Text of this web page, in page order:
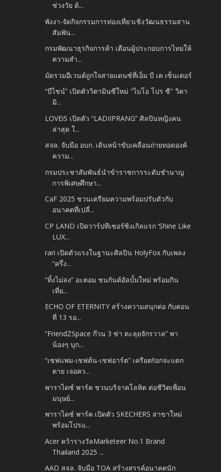
ช่วงวัย ด้...
พังงา-จัดกิจกรรมการท่องเที่ยวเชิงวัฒนธรรมสาน
สัมพัน...
กรมพัฒนาธุรกิจการค้า เตือนผู้ประกอบการไทยให้
ความสำ...
มัดรวมอีเวนต์ถูกใจสายแดนซ์ที่เอ็ม บี เค เซ็นเตอร์
“บีไชน์” เปิดตัววิตามินซีใหม่ "ไบโอ โปร ซี" วิตา
มิ...
LOVEiS เปิดตัว “LADIIPRANG” ศิลปินหญิงคน
ล่าสุด ใ...
สจล. จับมือ อบก. เดินหน้าขับเคลื่อนถ่ายทอดองค์
ความ...
กรมประชาสัมพันธ์นำข้าราชการระดับชำนาญ
การพิเศษศึกษา...
CaF 2025 ชวนเตรียมความพร้อมปรับตัวกับ
อนาคตที่เปลี่...
CP LAND เปิดวาร์ปทีเซอร์ซิงเกิลแรก ‘Shine Like
LUX...
rari เปิดตัวแรงในฐานะศิลปิน HolyFox กับเพลง
“ครึ่ง...
“ทิ้งไม่ลง” อะตอม ชนกันต์อัลบั้มใหม่ พร้อมกิน
เที่ย...
ECHO OF ETERNITY สร้างความสนุกต่อ กับตอน
ที่ 13 รอ...
“FriendZSpace ก๊วน 3 ซ่า ตะลุยจักรวาล” พา
น้องๆ บุก...
“เชฟแพม-เชฟต้น-เชฟอาร์ต” เครียด!!อกจะแตก
ตาย เจอคว...
พาราไดซ์ พาร์ค ชวนบริจาคโลหิต ต่อชีวิตเพื่อน
มนุษย์...
พาราไดซ์ พาร์ค เปิดตัว SKECHERS สาขาใหม่
พร้อมโปรแ...
Acer คว้ารางวัลMarketeer No.1 Brand
Thailand 2025 ...
AAD สจล. จับมือ TOA สร้างสรรค์อนาคตนัก